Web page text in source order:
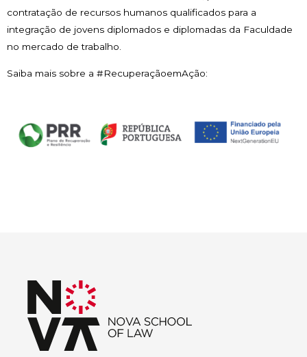
contratação de recursos humanos qualificados para a
integração de jovens diplomados e diplomadas da Faculdade
no mercado de trabalho.
Saiba mais sobre a #RecuperaçãoemAção: